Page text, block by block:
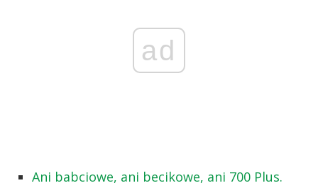
ad
Ani babciowe, ani becikowe, ani 700 Plus.